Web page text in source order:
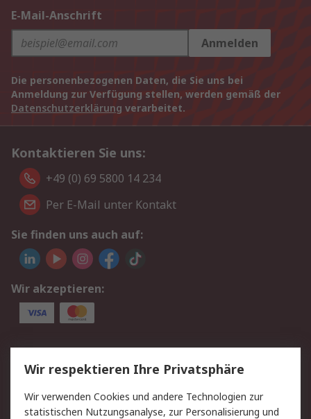
E-Mail-Anschrift
Anmelden
Die personenbezogenen Daten, die Sie uns bei
Anmeldung zur Verfügung stellen, werden gemäß der
Datenschutzerklärung verarbeitet.
Kontaktieren Sie uns:
+49 (0) 69 5800 14 234
Per E-Mail unter Kontakt
Sie finden uns auch auf:
Wir akzeptieren:
Service
Value Added Services
Lieferlösungen
Rücksendungen
Kontakt
Wir respektieren Ihre Privatsphäre
Wir verwenden Cookies und andere Technologien zur
statistischen Nutzungsanalyse, zur Personalisierung und